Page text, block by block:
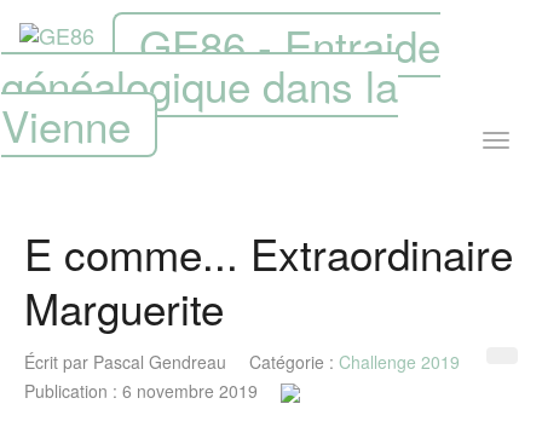
GE86 - Entraide
généalogique dans la
Vienne
E comme... Extraordinaire
Marguerite
Écrit par Pascal Gendreau Catégorie : Challenge 2019
Publication : 6 novembre 2019